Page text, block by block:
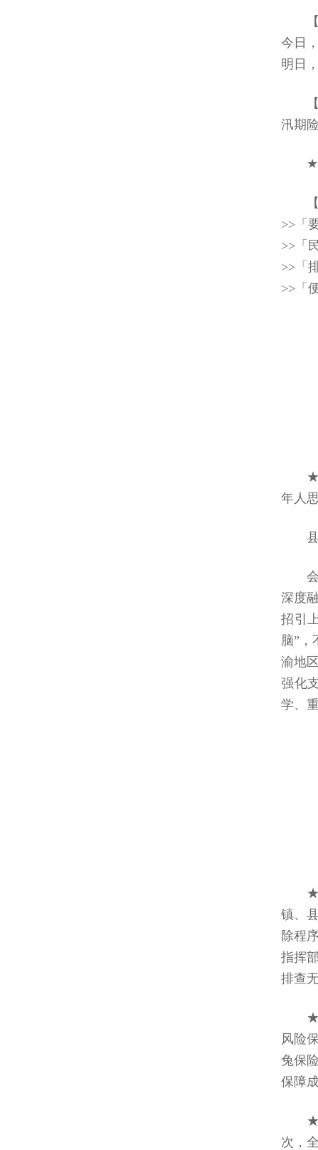
今日
明日
汛期
>>「
>>「
>>「
>>「
年人
深度
招引
脑”，
渝地
强化
学、
镇、
除程
指挥
排查
★
风险
兔保
保障
★
次，